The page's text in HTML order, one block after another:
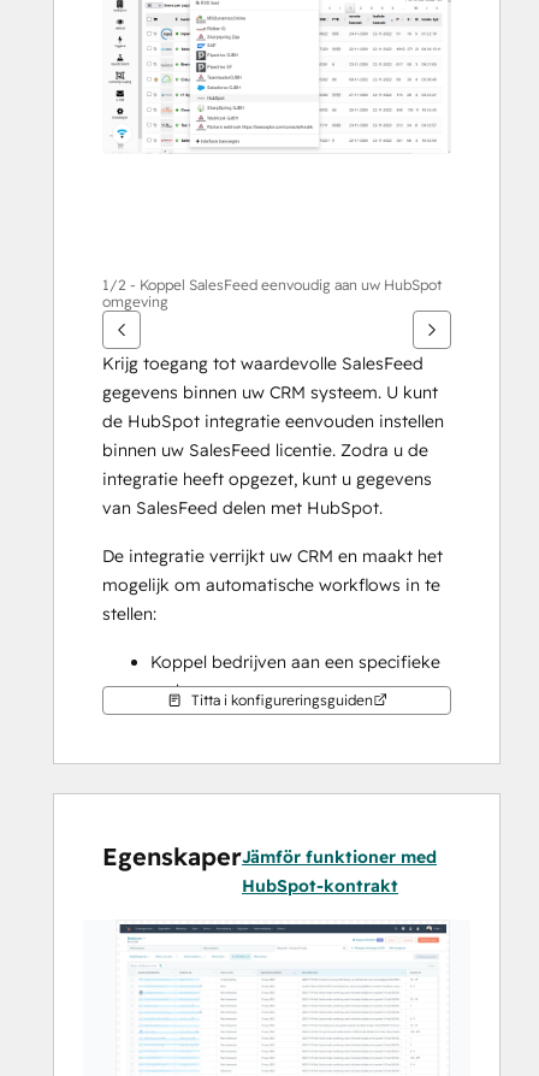
alternativ
1/2 - Koppel SalesFeed eenvoudig aan uw HubSpot
omgeving
Krijg toegang tot waardevolle SalesFeed
gegevens binnen uw CRM systeem. U kunt
de HubSpot integratie eenvouden instellen
binnen uw SalesFeed licentie. Zodra u de
integratie heeft opgezet, kunt u gegevens
van SalesFeed delen met HubSpot.
De integratie verrijkt uw CRM en maakt het
mogelijk om automatische workflows in te
stellen:
Koppel bedrijven aan een specifieke
verkoopmanager
Automatische follow-up met
Titta i konfigureringsguiden
EgenskaperJämför funktioner med
HubSpot-kontrakt